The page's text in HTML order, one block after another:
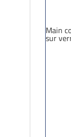
Main
sur